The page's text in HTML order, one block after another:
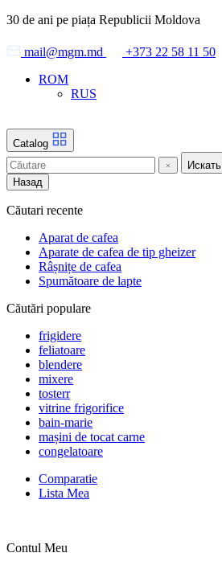
Skip
the
content
30 de ani pe piața Republicii Moldova
mail@mgm.md
+373 22 58 11 50
ROM
RUS
Catalog
Искать
Назад
Căutari recente
Aparat de cafea
Aparate de cafea de tip gheizer
Râșnițe de cafea
Spumătoare de lapte
Căutări populare
frigidere
feliatoare
blendere
mixere
tosterr
vitrine frigorifice
bain-marie
mașini de tocat carne
congelatoare
Comparatie
Lista Mea
Contul Meu